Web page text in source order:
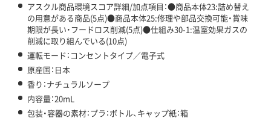
アスクル商品環境スコア詳細/加点項目：●商品本体23:詰め替え
の用意がある商品(5点)●商品本体25:修理や部品交換可能・賞味
期限が長い・フードロス削減(5点)●仕組み30-1:温室効果ガスの
削減に取り組んでいる(10点)
運転モード：コンセントタイプ／電子式
原産国：日本
香り：ナチュラルソープ
内容量：20mL
包装・容器の素材：プラ：ボトル、キャップ紙：箱